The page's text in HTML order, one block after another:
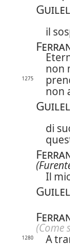
il
non
1275
non
di
Il
(Come
1280
A